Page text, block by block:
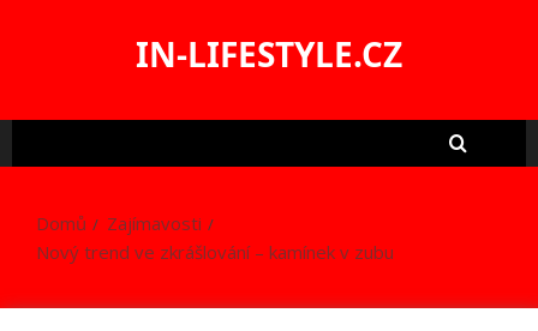
IN-LIFESTYLE.CZ
Domů
Zajímavosti
Nový trend ve zkrášlování – kamínek v zubu